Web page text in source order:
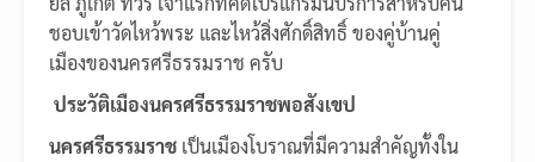
ชอบเข้าวัดไหว้พระ และไหว้สิ่งศักดิ์สิทธิ์ ของคู่บ้านคู่
เมืองของนครศรีธรรมราช ครับ
ประวัติเมืองนครศรีธรรมราชพอสังเขป
นครศรีธรรมราช เป็นเมืองโบราณที่มีความสำคัญทั้งใน